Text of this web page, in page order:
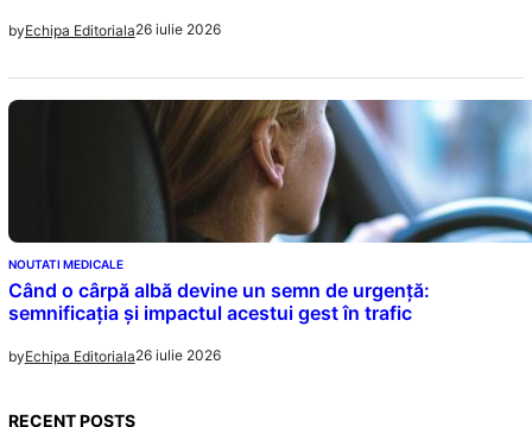
byEchipa Editoriala26 iulie 2026
NOUTATI MEDICALE
Când o cârpă albă devine un semn de urgență:
semnificația și impactul acestui gest în trafic
byEchipa Editoriala26 iulie 2026
RECENT POSTS